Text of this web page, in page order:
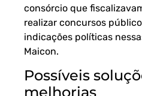
consórcio que
realizar concursos
indicações políticas
Maicon.
Possíveis
melhorias